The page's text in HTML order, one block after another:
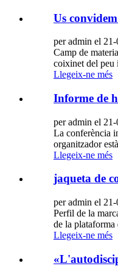
Us
per admin el 21-
Camp de
coixinet del peu
Llegeix-ne més
Informe de
per admin el
La conferència
organitzador
Llegeix-ne més
jaqueta de
per admin el
Perfil de la
de la plataforma
Llegeix-ne més